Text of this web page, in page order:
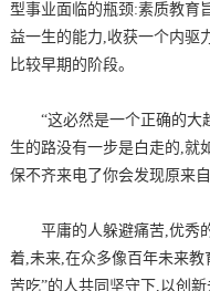
型事业面临的瓶颈:素质教育
益一生的能力,收获一个内驱
比较早期的阶段。
“这必然是一个正确的大
生的路没有一步是白走的,就
保不齐来电了你会发现原来
平庸的人躲避痛苦,优秀
着,未来,在众多像百年未来
苦吃”的人共同坚守下,以创